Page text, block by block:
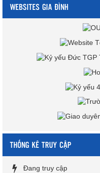
WEBSITES GIA ĐÌNH
THỐNG KÊ TRUY CẬP
Đang truy cập